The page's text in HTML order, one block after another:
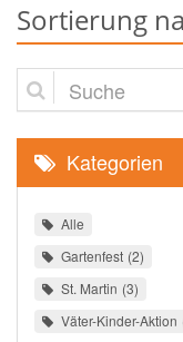
Sortierung
Suche
Kategorien
Alle
Gartenfest 2
St. Martin 3
Väter-Kinder-Aktion